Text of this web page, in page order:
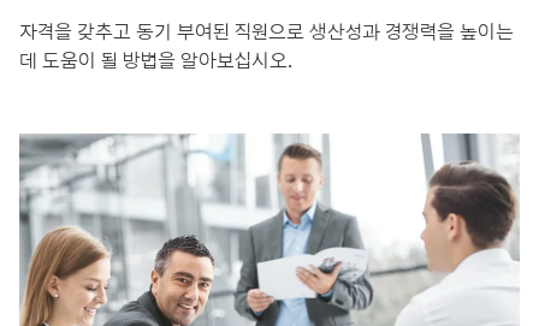
자격을 갖추고 동기 부여된 직원으로 생산성과 경쟁력을 높이는
데 도움이 될 방법을 알아보십시오.